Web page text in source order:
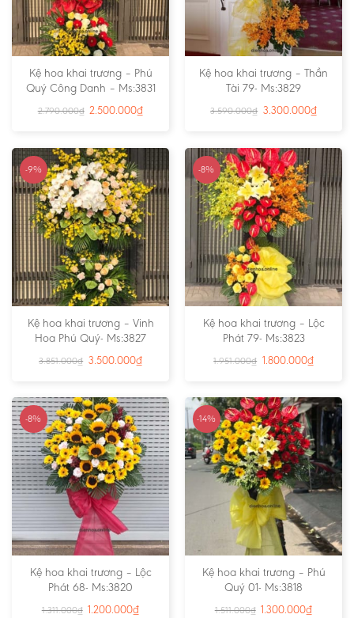
Kệ hoa khai trương – Phú
Quý Công Danh – Ms:3831
2.790.000₫ 2.500.000₫
Kệ hoa khai trương – Thần
Tài 79- Ms:3829
3.590.000₫ 3.300.000₫
-9%
Kệ hoa khai trương – Vinh
Hoa Phú Quý- Ms:3827
3.851.000₫ 3.500.000₫
-8%
Kệ hoa khai trương – Lộc
Phát 79- Ms:3823
1.951.000₫ 1.800.000₫
-8%
Kệ hoa khai trương – Lộc
Phát 68- Ms:3820
1.311.000₫ 1.200.000₫
-14%
Kệ hoa khai trương – Phú
Quý 01- Ms:3818
1.511.000₫ 1.300.000₫